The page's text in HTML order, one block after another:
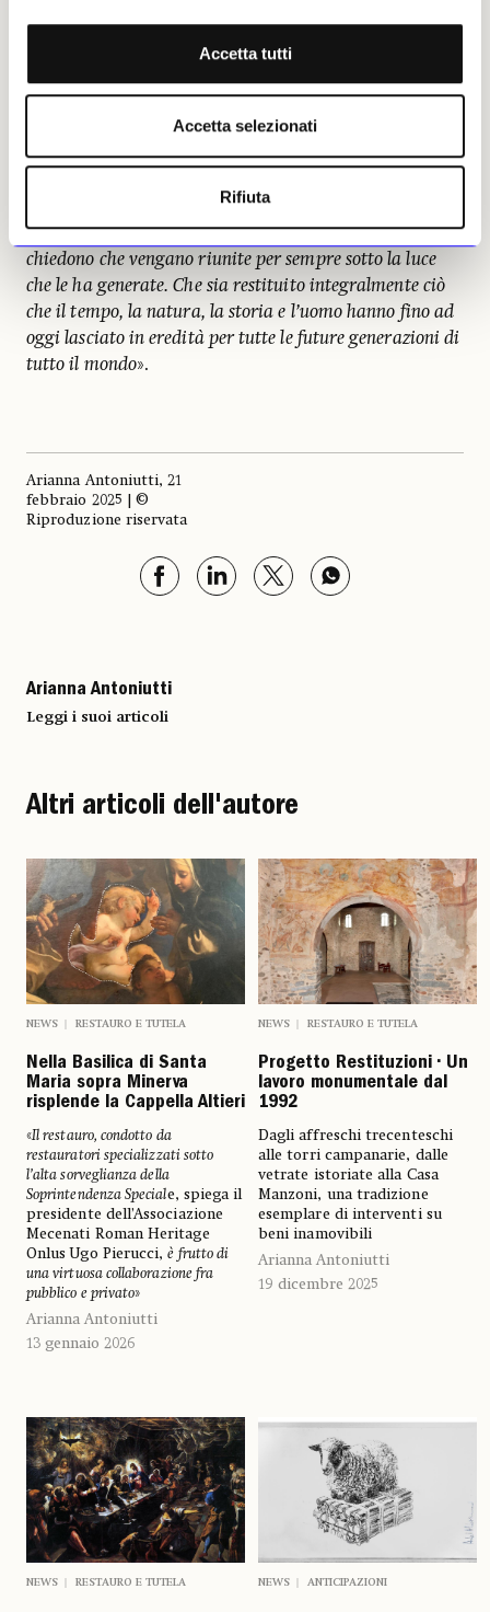
Accetta tutti
Accetta selezionati
Rifiuta
scavi, e il sacro e l’eterno delle sculture presenti nel
Nuovo Museo dell’Acropoli sovrastante, si fondono e si
uniscono contestualizzandosi, creando un’esperienza che
il visitatore, cittadino del nostro mondo, non avrebbe la
possibilità di vivere altrove».
appartengono al corpo stesso del
monumento, e la Grecia e l’intero mondo civilizzato
chiedono che vengano riunite per sempre sotto la luce
che le ha generate. Che sia restituito integralmente ciò
che il tempo, la natura, la storia e l’uomo hanno fino ad
oggi lasciato in eredità per tutte le future generazioni di
tutto il mondo».
Arianna Antoniutti, 21
febbraio 2025 | ©
Riproduzione riservata
Arianna Antoniutti
Leggi i suoi articoli
Altri articoli dell'autore
NEWS RESTAURO E TUTELA
Nella Basilica di Santa
Maria sopra Minerva
risplende la Cappella Altieri
«Il restauro, condotto da
restauratori specializzati sotto
l’alta sorveglianza della
Soprintendenza Speciale, spiega il
presidente dell’Associazione
Mecenati Roman Heritage
Onlus Ugo Pierucci,è frutto di
una virtuosa collaborazione fra
pubblico e privato»
Arianna Antoniutti
13 gennaio 2026
NEWS RESTAURO E TUTELA
Progetto Restituzioni • Un
lavoro monumentale dal
1992
Dagli affreschi trecenteschi
alle torri campanarie, dalle
vetrate istoriate alla Casa
Manzoni, una tradizione
esemplare di interventi su
beni inamovibili
Arianna Antoniutti
19 dicembre 2025
NEWS RESTAURO E TUTELA NEWS ANTICIPAZIONI